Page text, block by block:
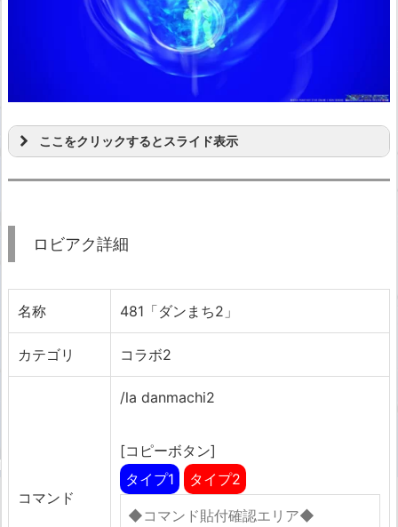
ここをクリックするとスライド表示
ロビアク詳細
名称 481「ダンまち2」
カテゴリ コラボ2
コマンド
/la danmachi2
[コピーボタン]
タイプ1
タイプ2